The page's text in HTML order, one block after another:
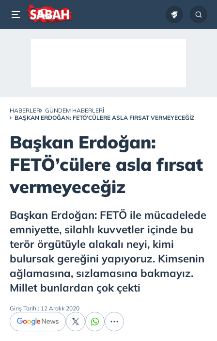
HABERLER
GÜNDEM HABERLERI
BAŞKAN ERDOĞAN: FETÖ’CÜLERE ASLA FIRSAT VERMEYECEĞIZ
Başkan Erdoğan:
FETÖ’cülere asla fırsat
vermeyeceğiz
Başkan Erdoğan: FETÖ ile mücadelede
emniyette, silahlı kuvvetler içinde bu
terör örgütüyle alakalı neyi, kimi
bulursak gereğini yapıyoruz. Kimsenin
ağlamasına, sızlamasına bakmayız.
Millet bunlardan çok çekti
Giriş Tarihi: 12 Aralık 2020